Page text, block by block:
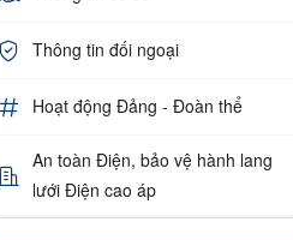
Thông tin đối ngoại
Hoạt động Đảng - Đoàn thể
An toàn Điện, bảo vệ hành lang
lưới Điện cao áp